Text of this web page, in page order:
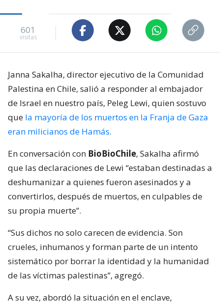
601
visitas
Janna Sakalha, director ejecutivo de la Comunidad
Palestina en Chile, salió a responder al embajador
de Israel en nuestro país, Peleg Lewi, quien sostuvo
que la mayoría de los muertos en la Franja de Gaza
eran milicianos de Hamás.
En conversación con BioBioChile, Sakalha afirmó
que las declaraciones de Lewi “estaban destinadas a
deshumanizar a quienes fueron asesinados y a
convertirlos, después de muertos, en culpables de
su propia muerte”.
“Sus dichos no solo carecen de evidencia. Son
crueles, inhumanos y forman parte de un intento
sistemático por borrar la identidad y la humanidad
de las víctimas palestinas”, agregó.
A su vez, abordó la situación en el enclave,